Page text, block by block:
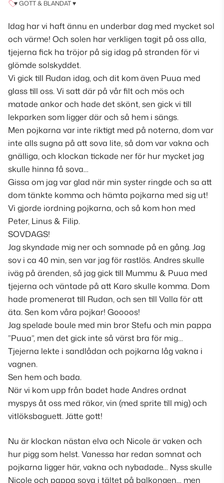
♥ GOTT & BLANDAT ♥
Idag har vi haft ännu en underbar dag med mycket sol
och värme! Och solen har verkligen tagit på oss alla,
tjejerna fick ha tröjor på sig idag på stranden för vi
glömde solskyddet.
Vi gick till Rudan idag, och dit kom även Puua med
glass till oss. Vi satt där på vår filt och mös och
matade ankor och hade det skönt, sen gick vi till
lekparken som ligger där och så hem i sängs.
Men pojkarna var inte riktigt med på noterna, dom var
inte alls sugna på att sova lite, så dom var vakna och
gnälliga, och klockan tickade ner för hur mycket jag
skulle hinna få sova…
Gissa om jag var glad när min syster ringde och sa att
dom tänkte komma och hämta pojkarna med sig ut!
Vi gjorde iordning pojkarna, och så kom hon med
Peter, Linus & Filip.
SOVDAGS!
Jag skyndade mig ner och somnade på en gång. Jag
sov i ca 40 min, sen var jag för rastlös. Andres skulle
iväg på ärenden, så jag gick till Mummu & Puua med
tjejerna och väntade på att Karo skulle komma. Dom
hade promenerat till Rudan, och sen till Valla för att
äta. Sen kom våra pojkar! Goooos!
Jag spelade boule med min bror Stefu och min pappa
”Puua”, men det gick inte så värst bra för mig…
Tjejerna lekte i sandlådan och pojkarna låg vakna i
vagnen.
Sen hem och bada.
När vi kom upp från badet hade Andres ordnat
myspys åt oss med räkor, vin (med sprite till mig)och
vitlöksbaguett. Jätte gott!
Nu är klockan nästan elva och Nicole är vaken och
hur pigg som helst. Vanessa har redan somnat och
pojkarna ligger här, vakna och nybadade… Nyss skulle
Nicole och pappa sova i tältet på balkongen… men